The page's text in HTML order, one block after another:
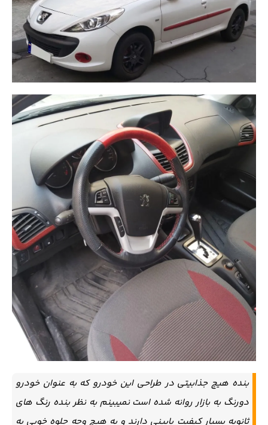
بنده هیچ جذابیتی در طراحی این خودرو که به عنوان خودرو
دورنگ به بازار روانه شده است نمیبینم به نظر بنده رنگ های
ثانویه بسیار کیفیت پایینی دارند و به هیچ وجه جلوه خوبی به